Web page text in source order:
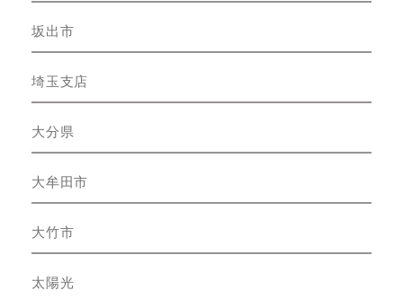
坂出市
埼玉支店
大分県
大牟田市
大竹市
太陽光